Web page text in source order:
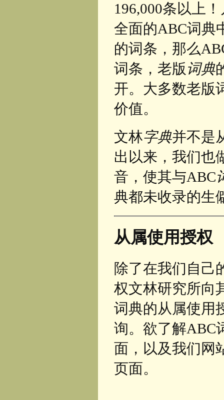
196,000条以上
全面的ABC词典
的词条，那么
词条，老版词典
开。大多数老版
价值。
文林字典并不是
出以来，我们也
音，使其与ABC
典都未收录的生
从属使用授权
除了在我们自己
权文林研究所向
词典的从属使用
询。欲了解ABC
面，以及我们网
页面。